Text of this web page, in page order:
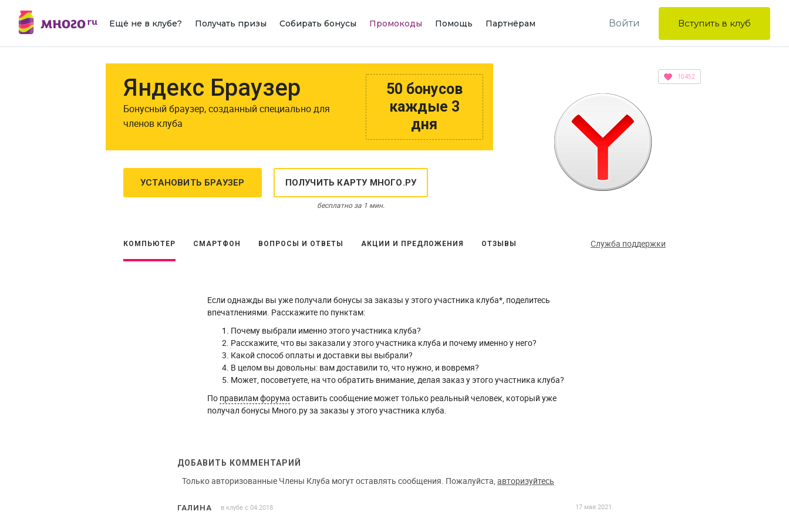
Ещё не в клубе? Получать призы Собирать бонусы Промокоды Помощь Партнёрам Войти Вступить в клуб
50 бонусов
каждые 3
дня
Яндекс Браузер
Бонусный браузер, созданный специально для
членов клуба
УСТАНОВИТЬ БРАУЗЕР ПОЛУЧИТЬ КАРТУ МНОГО.РУ
бесплатно за 1 мин.
10452
КОМПЬЮТЕР СМАРТФОН ВОПРОСЫ И ОТВЕТЫ АКЦИИ И ПРЕДЛОЖЕНИЯ ОТЗЫВЫ Служба поддержки
Если однажды вы уже получали бонусы за заказы у этого участника клуба*, поделитесь
впечатлениями. Расскажите по пунктам:
Почему выбрали именно этого участника клуба?
Расскажите, что вы заказали у этого участника клуба и почему именно у него?
Какой способ оплаты и доставки вы выбрали?
В целом вы довольны: вам доставили то, что нужно, и вовремя?
Может, посоветуете, на что обратить внимание, делая заказ у этого участника клуба?
По правилам форума оставить сообщение может только реальный человек, который уже
получал бонусы Много.ру за заказы у этого участника клуба.
ДОБАВИТЬ КОММЕНТАРИЙ
Только авторизованные Члены Клуба могут оставлять сообщения. Пожалуйста, авторизуйтесь
ГАЛИНА в клубе с 04.2018
17 мая 2021